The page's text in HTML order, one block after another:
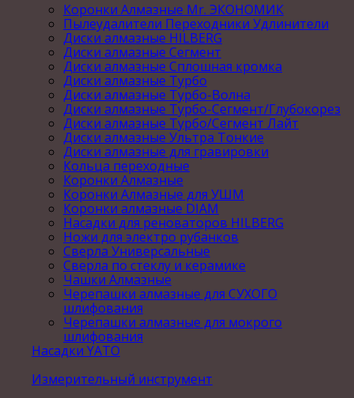
Коронки Алмазные Mr. ЭКОНОМИК
Пылеудалители Переходники Удлинители
Диски алмазные HILBERG
Диски алмазные Сегмент
Диски алмазные Сплошная кромка
Диски алмазные Турбо
Диски алмазные Турбо-Волна
Диски алмазные Турбо-Сегмент/Глубокорез
Диски алмазные Турбо/Сегмент Лайт
Диски алмазные Ультра Тонкие
Диски алмазные для гравировки
Кольца переходные
Коронки Алмазные
Коронки Алмазные для УШМ
Коронки алмазные DIAM
Насадки для реноваторов HILBERG
Ножи для электро рубанков
Сверла Универсальные
Сверла по стеклу и керамике
Чашки Алмазные
Черепашки алмазные для СУХОГО
шлифования
Черепашки алмазные для мокрого
шлифования
Насадки YATO
Измерительный инструмент